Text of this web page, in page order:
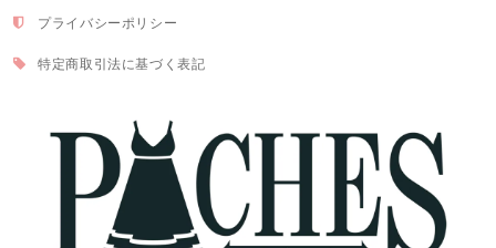
プライバシーポリシー
特定商取引法に基づく表記